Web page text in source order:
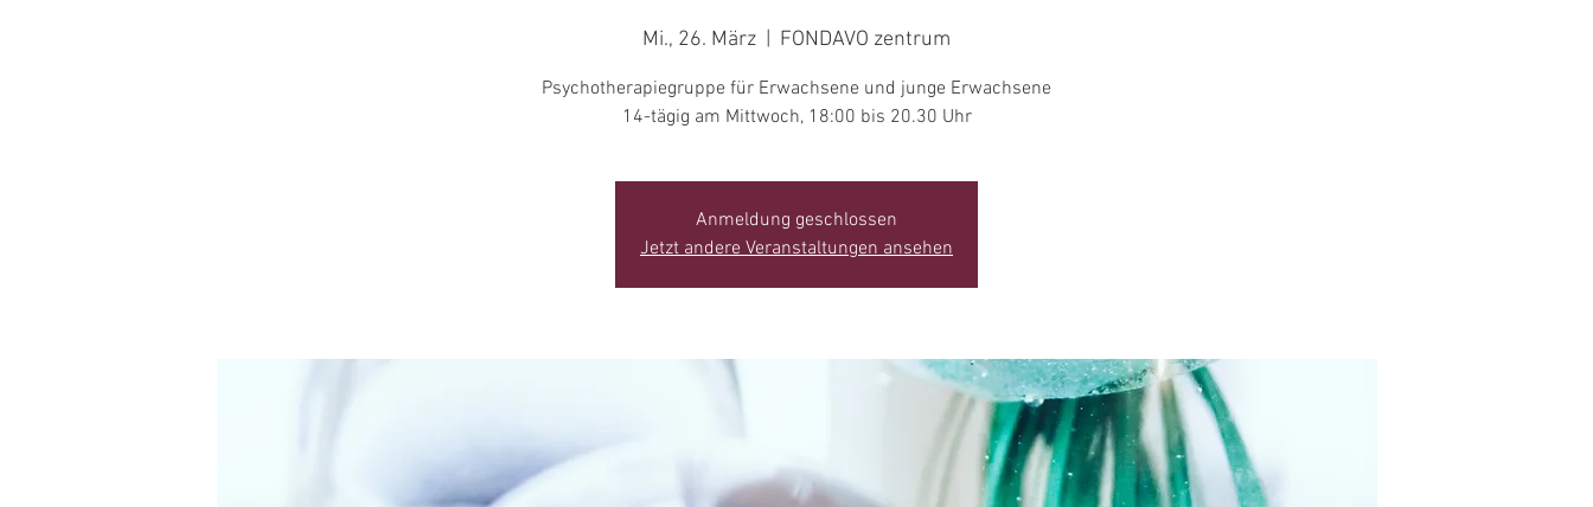
Mi., 26. März FONDAVO zentrum
Psychotherapiegruppe für Erwachsene und junge Erwachsene
14-tägig am Mittwoch, 18:00 bis 20.30 Uhr
Anmeldung geschlossen
Jetzt andere Veranstaltungen ansehen